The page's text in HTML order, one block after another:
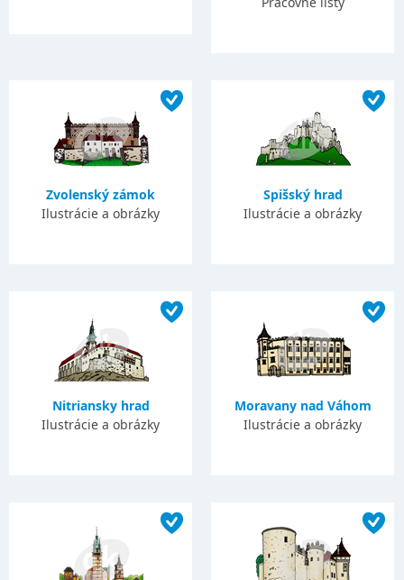
Zvolenský zámok
Ilustrácie a obrázky
Spišský hrad
Ilustrácie a obrázky
Nitriansky hrad
Ilustrácie a obrázky
Moravany nad Váhom
Ilustrácie a obrázky